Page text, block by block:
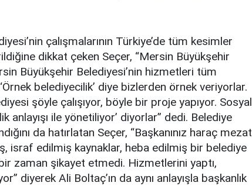
çalışmalarının Türkiye’de tüm kesimler
dikkat çeken Seçer, “Mersin Büyükşehir
Büyükşehir Belediyesi’nin hizmetleri tüm
belediyecilik’ diye bizlerden örnek veriyorlar.
şöyle çalışıyor, böyle bir proje yapıyor. Sosyal
anlayışı ile yönetiliyor’ diyorlar” dedi. Belediye
da hatırlatan Seçer, “Başkanınız haraç mezat
israf edilmiş kaynaklar, heba edilmiş bir belediye
zaman şikayet etmedi. Hizmetlerini yaptı,
diyerek Ali Boltaç’ın da aynı anlayışla başkanlık